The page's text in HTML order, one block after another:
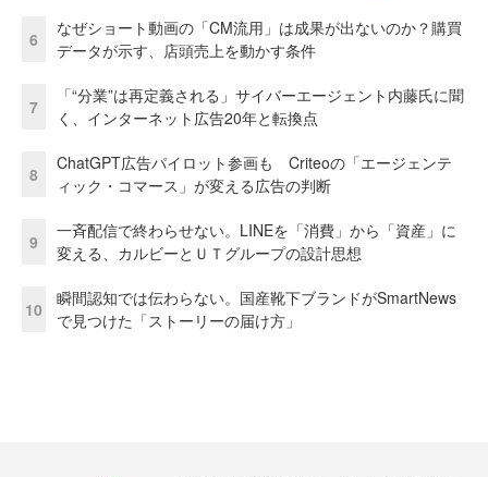
6
なぜショート動画の「CM流用」は成果が出ないのか？購買
データが示す、店頭売上を動かす条件
7
「“分業”は再定義される」サイバーエージェント内藤氏に聞
く、インターネット広告20年と転換点
8
ChatGPT広告パイロット参画も Criteoの「エージェンテ
ィック・コマース」が変える広告の判断
9
一斉配信で終わらせない。LINEを「消費」から「資産」に
変える、カルビーとＵＴグループの設計思想
10
瞬間認知では伝わらない。国産靴下ブランドがSmartNews
で見つけた「ストーリーの届け方」